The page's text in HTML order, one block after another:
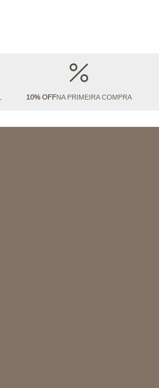
10% OFFNA PRIMEIRA COMPRA